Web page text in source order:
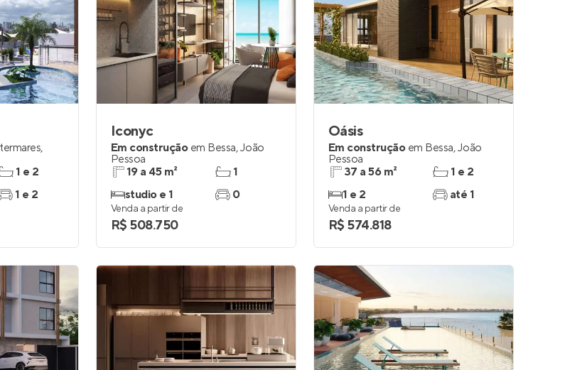
,
1 e 2
1 e 2
Iconyc
Em construção em Bessa,João
Pessoa
19 a 45 m²
studio e 1
1
0
Venda a partir de
R$ 508.750
Oásis
Em construção em Bessa,João
Pessoa
37 a 56 m²
1 e 2
1 e 2
até 1
Venda a partir de
R$ 574.818